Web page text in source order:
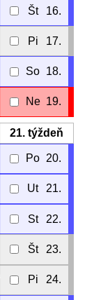
Št 16.
Pi 17.
So 18.
Ne 19.
21. týždeň
Po 20.
Ut 21.
St 22.
Št 23.
Pi 24.